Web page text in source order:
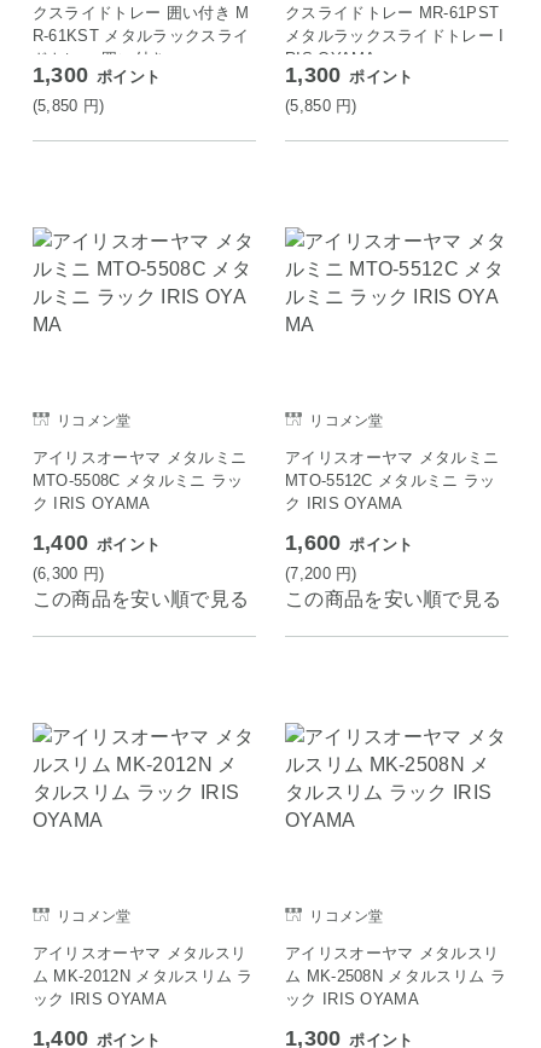
クスライドトレー 囲い付き M
R-61KST メタルラックスライ
ドトレー 囲い付き
1,300 ポイント
(5,850 円)
クスライドトレー MR-61PST
メタルラックスライドトレー I
RIS OYAMA
1,300 ポイント
(5,850 円)
リコメン堂
アイリスオーヤマ メタルミニ
MTO-5508C メタルミニ ラッ
ク IRIS OYAMA
1,400 ポイント
(6,300 円)
この商品を安い順で見る
リコメン堂
アイリスオーヤマ メタルミニ
MTO-5512C メタルミニ ラッ
ク IRIS OYAMA
1,600 ポイント
(7,200 円)
この商品を安い順で見る
リコメン堂
アイリスオーヤマ メタルスリ
ム MK-2012N メタルスリム ラ
ック IRIS OYAMA
1,400 ポイント
リコメン堂
アイリスオーヤマ メタルスリ
ム MK-2508N メタルスリム ラ
ック IRIS OYAMA
1,300 ポイント